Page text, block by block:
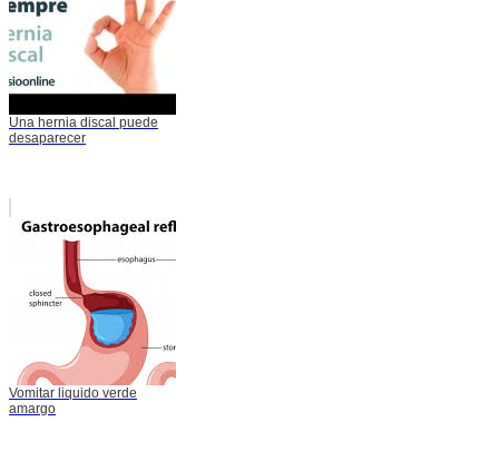
Una hernia discal puede
desaparecer
Vomitar liquido verde
amargo